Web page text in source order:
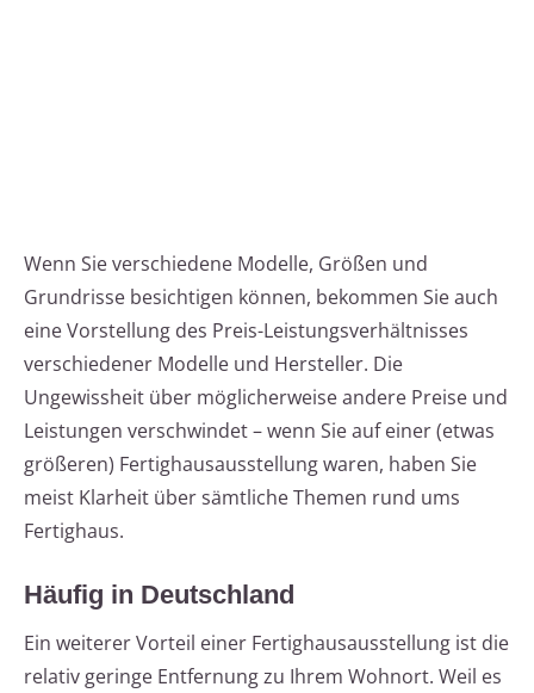
Wenn Sie verschiedene Modelle, Größen und
Grundrisse besichtigen können, bekommen Sie auch
eine Vorstellung des Preis-Leistungsverhältnisses
verschiedener Modelle und Hersteller. Die
Ungewissheit über möglicherweise andere Preise und
Leistungen verschwindet – wenn Sie auf einer (etwas
größeren) Fertighausausstellung waren, haben Sie
meist Klarheit über sämtliche Themen rund ums
Fertighaus.
Häufig in Deutschland
Ein weiterer Vorteil einer Fertighausausstellung ist die
relativ geringe Entfernung zu Ihrem Wohnort. Weil es